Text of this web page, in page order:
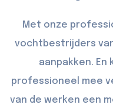
Met onze
vochtbestrijders
aanpakken. En
professioneel mee
van de werken een